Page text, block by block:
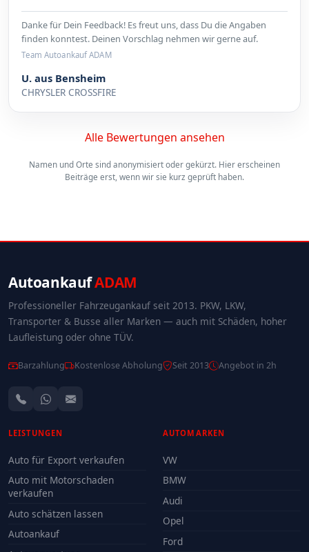
Danke für Dein Feedback! Es freut uns, dass Du die Angaben
finden konntest. Deinen Vorschlag nehmen wir gerne auf.
Team Autoankauf ADAM
U. aus Bensheim
CHRYSLER CROSSFIRE
Alle Bewertungen ansehen
Namen und Orte sind anonymisiert oder gekürzt. Hier erscheinen
Beiträge erst, wenn wir sie kurz geprüft haben.
AutoankaufADAM
Professioneller Fahrzeugankauf seit 2013. PKW, LKW,
Transporter & Busse aller Marken — auch mit Schäden, hoher
Laufleistung oder ohne TÜV.
Barzahlung Kostenlose Abholung Seit 2013 Angebot in 2h
LEISTUNGEN
Auto für Export verkaufen
Auto mit Motorschaden
verkaufen
Auto schätzen lassen
Autoankauf
AUTOMARKEN
VW
BMW
Audi
Opel
Ford